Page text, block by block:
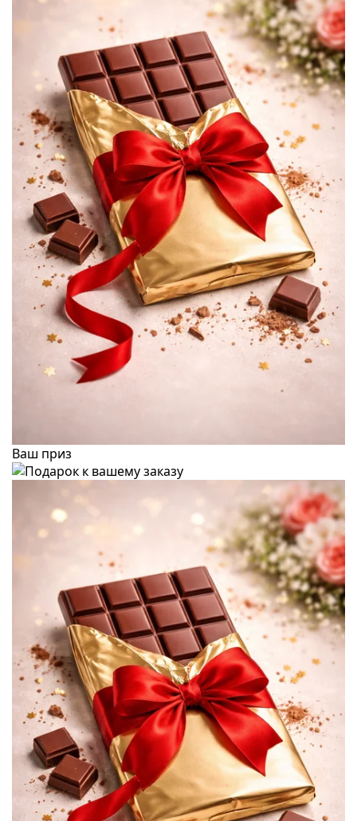
Ваш приз